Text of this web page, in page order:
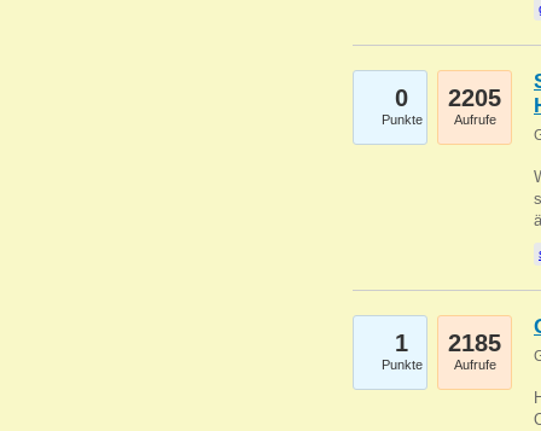
0
Punkte
2205
Aufrufe
1
Punkte
2185
Aufrufe